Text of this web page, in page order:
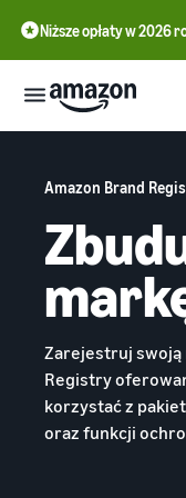
Niższe opłaty w 2026
Rozpocznij
sprzedaż
na
Amazon
Jak rozpocząć
sprzedaż na
Wykonaj ten krok, aby
zostać sprzedawcą na
Wysyłaj
Przegląd
realizacji
zamówień
Realizacja
Rośnij
Docieraj
do
większej
Cennik
English
Polski
Amazon Brand
Zarejestruj swoją
Registry
korzystać z
oraz funkcji